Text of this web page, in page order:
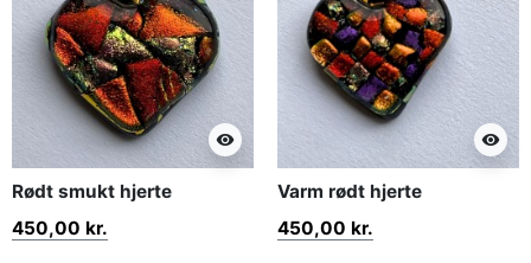
visibility
Rødt smukt hjerte
450,00 kr.
visibility
Varm rødt hjerte
450,00 kr.